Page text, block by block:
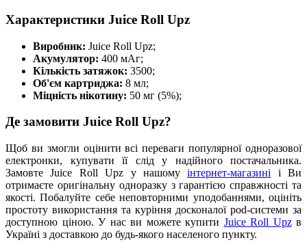
Характеристики Juice Roll Upz
Виробник: Juice Roll Upz;
Акумулятор: 400 мАг;
Кількість затяжок: 3500;
Об'єм картриджа: 8 мл;
Міцність нікотину: 50 мг (5%);
Де замовити Juice Roll Upz?
Щоб ви змогли оцінити всі переваги популярної одноразової
електронки, купувати її слід у надійного постачальника.
Замовте Juice Roll Upz у нашомуінтернет-магазині і Ви
отримаєте оригінальну одноразку з гарантією справжності та
якості. Побалуйте себе неповторними уподобаннями, оцініть
простоту використання та куріння досконалої pod-системи за
доступною ціною. У нас ви можете купити Juice Roll Upzв
Україні з доставкою до будь-якого населеного пункту.